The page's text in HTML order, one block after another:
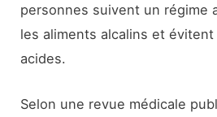
personnes suivent un régime
les aliments alcalins et
acides.
Selon une revue médicale